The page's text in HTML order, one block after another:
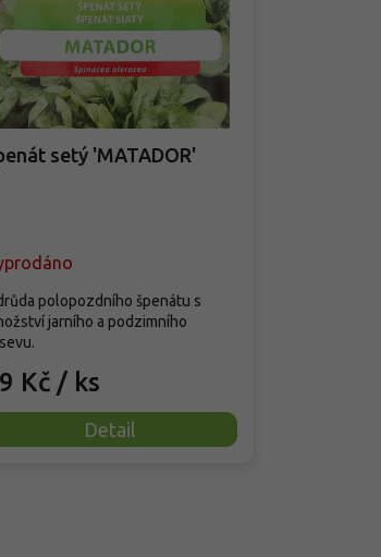
setý 'MATADOR'
Kč / ks
Detail
polopozdního špenátu s
jarního a podzimního